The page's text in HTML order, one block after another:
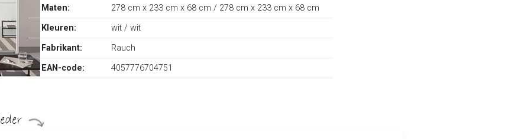
Maten:
278 cm x 233 cm x 68 cm / 278 cm x 233 cm x 68 cm
Kleuren:
wit / wit
Fabrikant:
Rauch
EAN-code:
4057776704751